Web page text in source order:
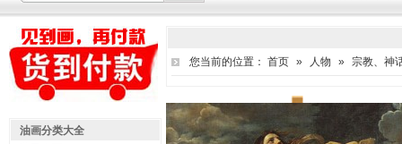
您当前的位置： 首页 » 人物 » 宗教、神
油画分类大全